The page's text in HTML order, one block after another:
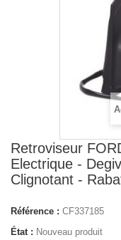
Retroviseur
Electrique -
Clignotant -
Référence : CF337185
État : Nouveau produit